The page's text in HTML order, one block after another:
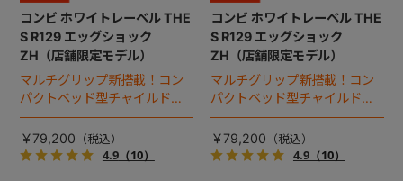
コンビ ホワイトレーベル THE
S R129 エッグショック
ZH（店舗限定モデル）
マルチグリップ新搭載！コン
パクトベッド型チャイルドシ
ート（2026年モデル）。
￥79,200
4.9（10）
コンビ ホワイトレーベル THE
S R129 エッグショック
ZH（店舗限定モデル）
マルチグリップ新搭載！コン
パクトベッド型チャイルドシ
ート（2026年モデル）。
￥79,200
4.9（10）